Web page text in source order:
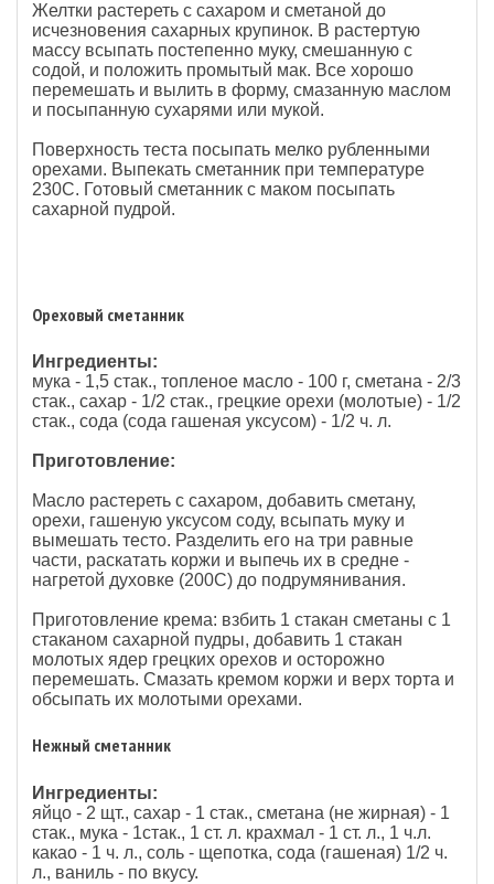
Желтки растереть с сахаром и сметаной до
исчезновения сахарных крупинок. В растертую
массу всыпать постепенно муку, смешанную с
содой, и положить промытый мак. Все хорошо
перемешать и вылить в форму, смазанную маслом
и посыпанную сухарями или мукой.
Поверхность теста посыпать мелко рубленными
орехами. Выпекать сметанник при температуре
230С. Готовый сметанник с маком посыпать
сахарной пудрой.
Ореховый сметанник
Ингредиенты:
мука - 1,5 стак., топленое масло - 100 г, сметана - 2/3
стак., сахар - 1/2 стак., грецкие орехи (молотые) - 1/2
стак., сода (сода гашеная уксусом) - 1/2 ч. л.
Приготовление:
Масло растереть с сахаром, добавить сметану,
орехи, гашеную уксусом соду, всыпать муку и
вымешать тесто. Разделить его на три равные
части, раскатать коржи и выпечь их в средне -
нагретой духовке (200С) до подрумянивания.
Приготовление крема: взбить 1 стакан сметаны с 1
стаканом сахарной пудры, добавить 1 стакан
молотых ядер грецких орехов и осторожно
перемешать. Смазать кремом коржи и верх торта и
обсыпать их молотыми орехами.
Нежный сметанник
Ингредиенты:
яйцо - 2 щт., сахар - 1 стак., сметана (не жирная) - 1
стак., мука - 1стак., 1 ст. л. крахмал - 1 ст. л., 1 ч.л.
какао - 1 ч. л., соль - щепотка, сода (гашеная) 1/2 ч.
л., ваниль - по вкусу.